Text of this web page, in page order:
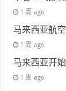
1 周 ago
马来西亚航
1 周 ago
马来西亚开
1 周 ago